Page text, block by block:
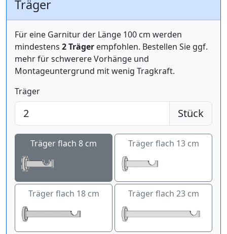
Träger
Für eine Garnitur der Länge 100 cm werden
mindestens 2 Träger empfohlen. Bestellen Sie ggf.
mehr für schwerere Vorhänge und
Montageuntergrund mit wenig Tragkraft.
Träger
Stück
Träger flach 8 cm Träger flach 13 cm
Träger flach 18 cm Träger flach 23 cm